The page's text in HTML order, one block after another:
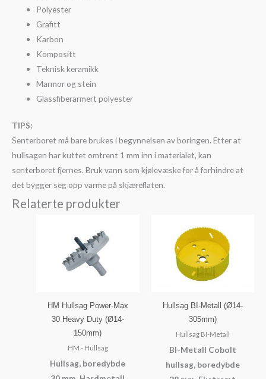
Polyester
Grafitt
Karbon
Kompositt
Teknisk keramikk
Marmor og stein
Glassfiberarmert polyester
TIPS:
Senterboret må bare brukes i begynnelsen av boringen. Etter at
hullsagen har kuttet omtrent 1 mm inn i materialet, kan
senterboret fjernes. Bruk vann som kjølevæske for å forhindre at
det bygger seg opp varme på skjæreflaten.
Relaterte produkter
HM Hullsag Power-Max
30 Heavy Duty (Ø14-
150mm)
HM - Hullsag
Hullsag, boredybde
Hullsag BI-Metall (Ø14-
305mm)
Hullsag BI-Metall
BI-Metall Cobolt
hullsag, boredybde